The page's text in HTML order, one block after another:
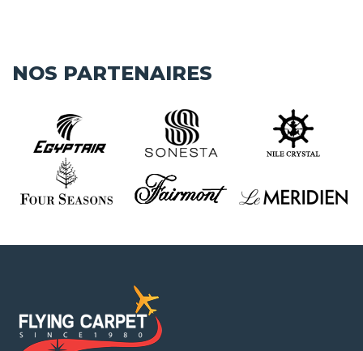
NOS PARTENAIRES